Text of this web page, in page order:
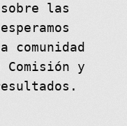
sobre las
comunidad
y